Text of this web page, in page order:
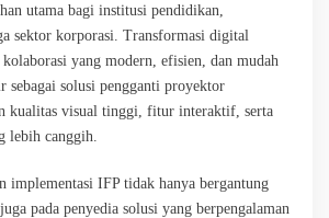
utama bagi institusi pendidikan,
sektor korporasi. Transformasi digital
yang modern, efisien, dan mudah
sebagai solusi pengganti proyektor
kualitas visual tinggi, fitur interaktif, serta
lebih canggih.
implementasi IFP tidak hanya bergantung
pada penyedia solusi yang berpengalaman